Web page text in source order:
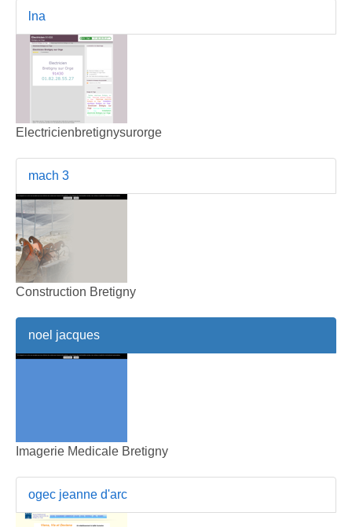
lna
Electricienbretignysurorge
mach 3
Construction Bretigny
noel jacques
Imagerie Medicale Bretigny
ogec jeanne d'arc